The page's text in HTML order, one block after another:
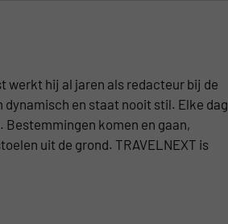
werkt hij al jaren als redacteur bij de
dynamisch en staat nooit stil. Elke dag
Bestemmingen komen en gaan,
uit de grond. TRAVELNEXT is